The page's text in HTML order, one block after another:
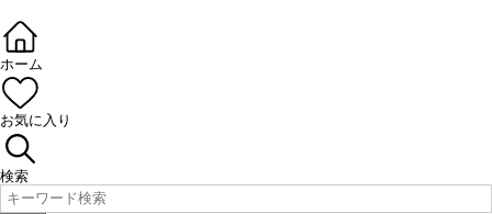
ホーム
お気に入り
検索